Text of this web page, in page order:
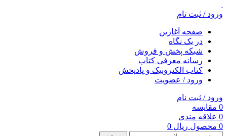
ورود / ثبت نام
صفحه آغازین
در یک نگاه
شبکه پخش و فروش
رسانه معرفی کتاب
کتاب الکترونیک و پادپخش
ورود / عضویت
ورود / ثبت نام
0 مقایسه
0 علاقه مندی
0 محصول ریال